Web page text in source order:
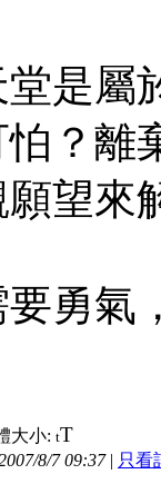
是屬
？離
願望來
勇氣
大小: tT
8/7 09:37| 只看